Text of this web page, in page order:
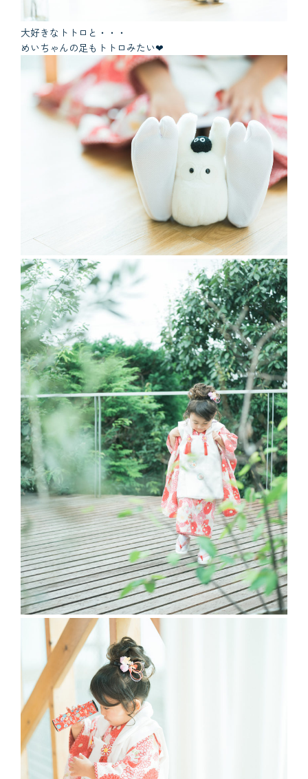
大好きなトトロと・・・
めいちゃんの足もトトロみたい❤